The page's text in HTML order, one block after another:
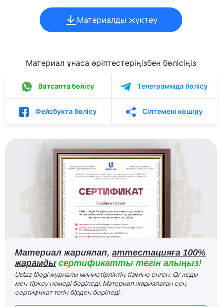
Материалды жүктеу
Материал ұнаса әріптестеріңізбен бөлісіңіз
Ватсапта бөлісу Телеграммда бөлісу
Фейсбукта бөлісу Сілтемені көшіру
Материал жариялап, аттестацияға 100%
жарамды сертификатты тегін алыңыз!
Ustaz tilegi журналы министірліктің тізіміне енген. Qr коды
мен тіркеу номері беріледі. Материал жариялаған соң
сертификат тегін бірден беріледі.